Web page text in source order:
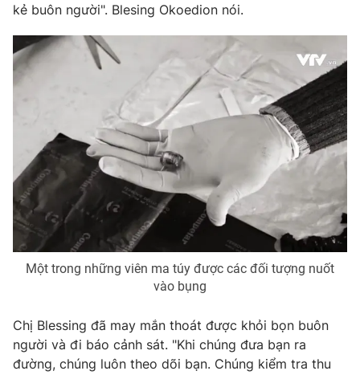
kẻ buôn người". Blesing Okoedion nói.
Một trong những viên ma túy được các đối tượng nuốt
vào bụng
Chị Blessing đã may mắn thoát được khỏi bọn buôn
người và đi báo cảnh sát. "Khi chúng đưa bạn ra
đường, chúng luôn theo dõi bạn. Chúng kiểm tra thu